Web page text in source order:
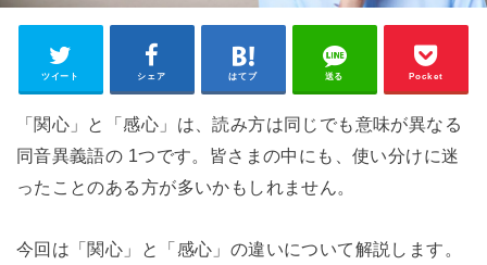
ツイート シェア はてブ 送る Pocket
「関心」と「感心」は、読み方は同じでも意味が異なる
同音異義語の 1つです。皆さまの中にも、使い分けに迷
ったことのある方が多いかもしれません。
今回は「関心」と「感心」の違いについて解説します。